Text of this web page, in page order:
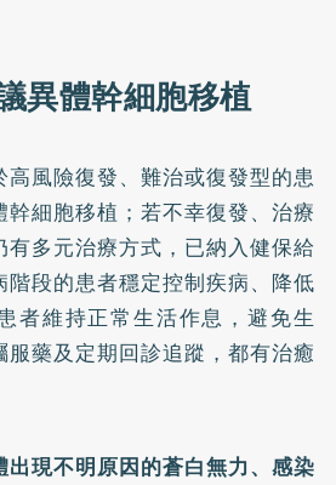
異體幹細胞移植
風險復發、難治或復發型的患
細胞移植；若不幸復發、治療
有多元治療方式，已納入健保給
段的患者穩定控制疾病、降低
者維持正常生活作息，避免生
藥及定期回診追蹤，都有治癒
出現不明原因的蒼白無力、感染